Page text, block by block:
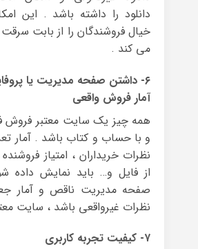
دانلود را داشته باشد . این
خیال فروشندگان را از بابت
می کند .
۶- داشتن صفحه مدیریت یا
آمار فروش واقعی
همه چیز یک سایت معتبر فروش
و با حساب و کتاب باشد . آمار
نظرات خریداران ، امتیاز فروشنده
از فایل و… باید نمایش داده
صفحه مدیریت ناقص و آمار
نظرات غیرواقعی باشد ، سایت
۷- کیفیت تجربه کاربری